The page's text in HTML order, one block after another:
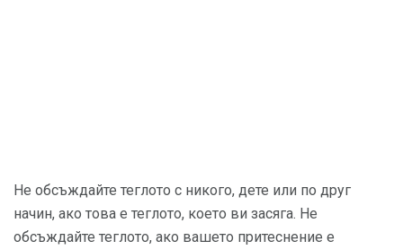
Не обсъждайте теглото с никого, дете или по друг
начин, ако това е теглото, което ви засяга. Не
обсъждайте теглото, ако вашето притеснение е